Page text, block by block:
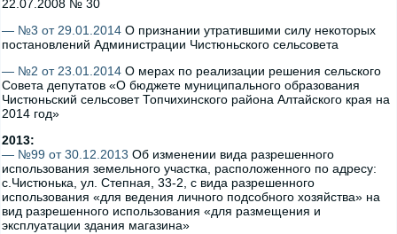
22.07.2008 № 30
— №3 от 29.01.2014 О признании утратившими силу некоторых
постановлений Администрации Чистюньского сельсовета
— №2 от 23.01.2014 О мерах по реализации решения сельского
Совета депутатов «О бюджете муниципального образования
Чистюньский сельсовет Топчихинского района Алтайского края на
2014 год»
2013:
— №99 от 30.12.2013 Об изменении вида разрешенного
использования земельного участка, расположенного по адресу:
с.Чистюнька, ул. Степная, 33-2, с вида разрешенного
использования «для ведения личного подсобного хозяйства» на
вид разрешенного использования «для размещения и
эксплуатации здания магазина»